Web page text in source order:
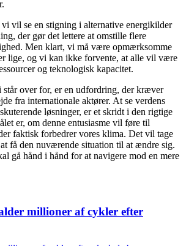
vil se en stigning i alternative energikilder
der gør det lettere at omstille flere
Men klart, vi må være opmærksomme
lige, og vi kan ikke forvente, at alle vil være
og teknologisk kapacitet.
over for, er en udfordring, der kræver
fra internationale aktører. At se verdens
løsninger, er et skridt i den rigtige
er, om denne entusiasme vil føre til
faktisk forbedrer vores klima. Det vil tage
få den nuværende situation til at ændre sig.
gå hånd i hånd for at navigere mod en mere
millioner af cykler efter